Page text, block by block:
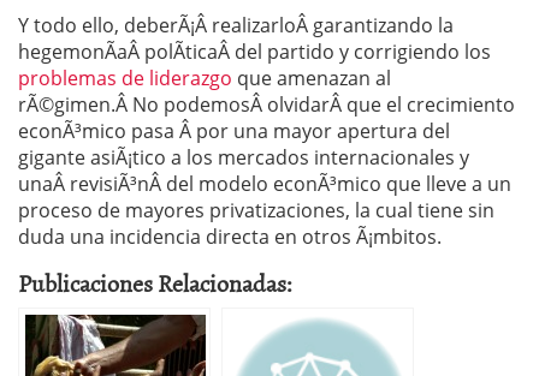
Y todo ello, deberÃ¡Â realizarloÂ garantizando la
hegemonÃ­aÂ polÃ­ticaÂ del partido y corrigiendo los
problemas de liderazgo que amenazan al
rÃ©gimen.Â No podemosÂ olvidarÂ que el crecimiento
econÃ³mico pasa Â por una mayor apertura del
gigante asiÃ¡tico a los mercados internacionales y
unaÂ revisiÃ³nÂ del modelo econÃ³mico que lleve a un
proceso de mayores privatizaciones, la cual tiene sin
duda una incidencia directa en otros Ã¡mbitos.
Publicaciones Relacionadas: